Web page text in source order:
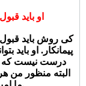
او باید
کی روش باید قبول
پیمانکار. او باید
درست نیست که
البته منظور من